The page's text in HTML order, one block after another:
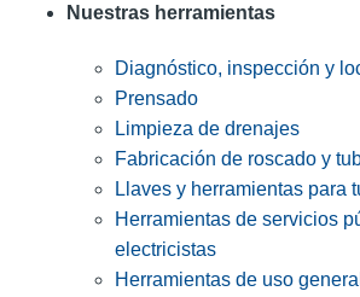
Nuestras herramientas
Diagnóstico, inspección y
Prensado
Limpieza de drenajes
Fabricación de roscado y
Llaves y herramientas para
Herramientas de servicios
electricistas
Herramientas de uso